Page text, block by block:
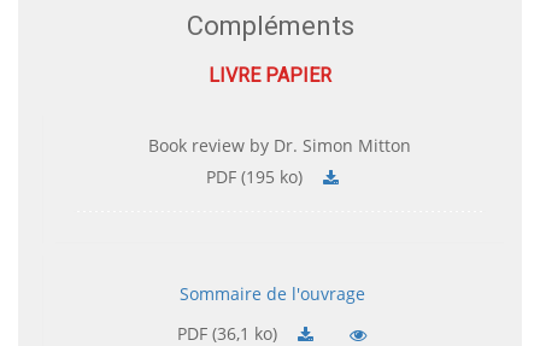
Compléments
LIVRE PAPIER
Book review by Dr. Simon Mitton
PDF (195 ko)
Sommaire de l'ouvrage
PDF (36,1 ko)